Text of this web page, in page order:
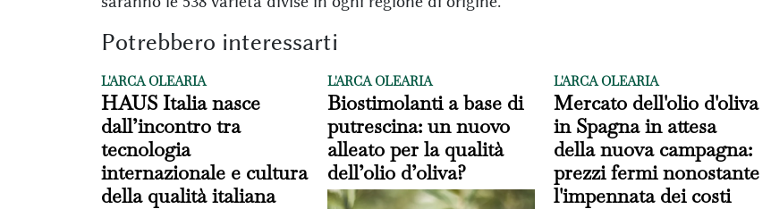
Potrebbero interessarti
L'ARCA OLEARIA
HAUS Italia nasce
dall’incontro tra
tecnologia
internazionale e cultura
della qualità italiana
L'ARCA OLEARIA
Biostimolanti a base di
putrescina: un nuovo
alleato per la qualità
dell’olio d’oliva?
L'ARCA OLEARIA
Mercato dell'olio d'oliva
in Spagna in attesa
della nuova campagna:
prezzi fermi nonostante
l'impennata dei costi